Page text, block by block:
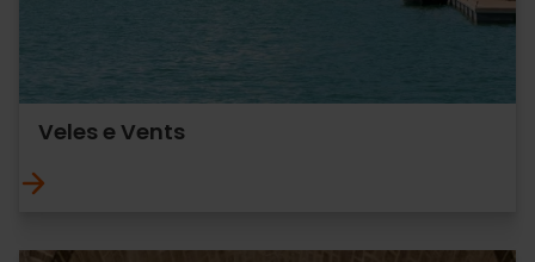
Veles e Vents